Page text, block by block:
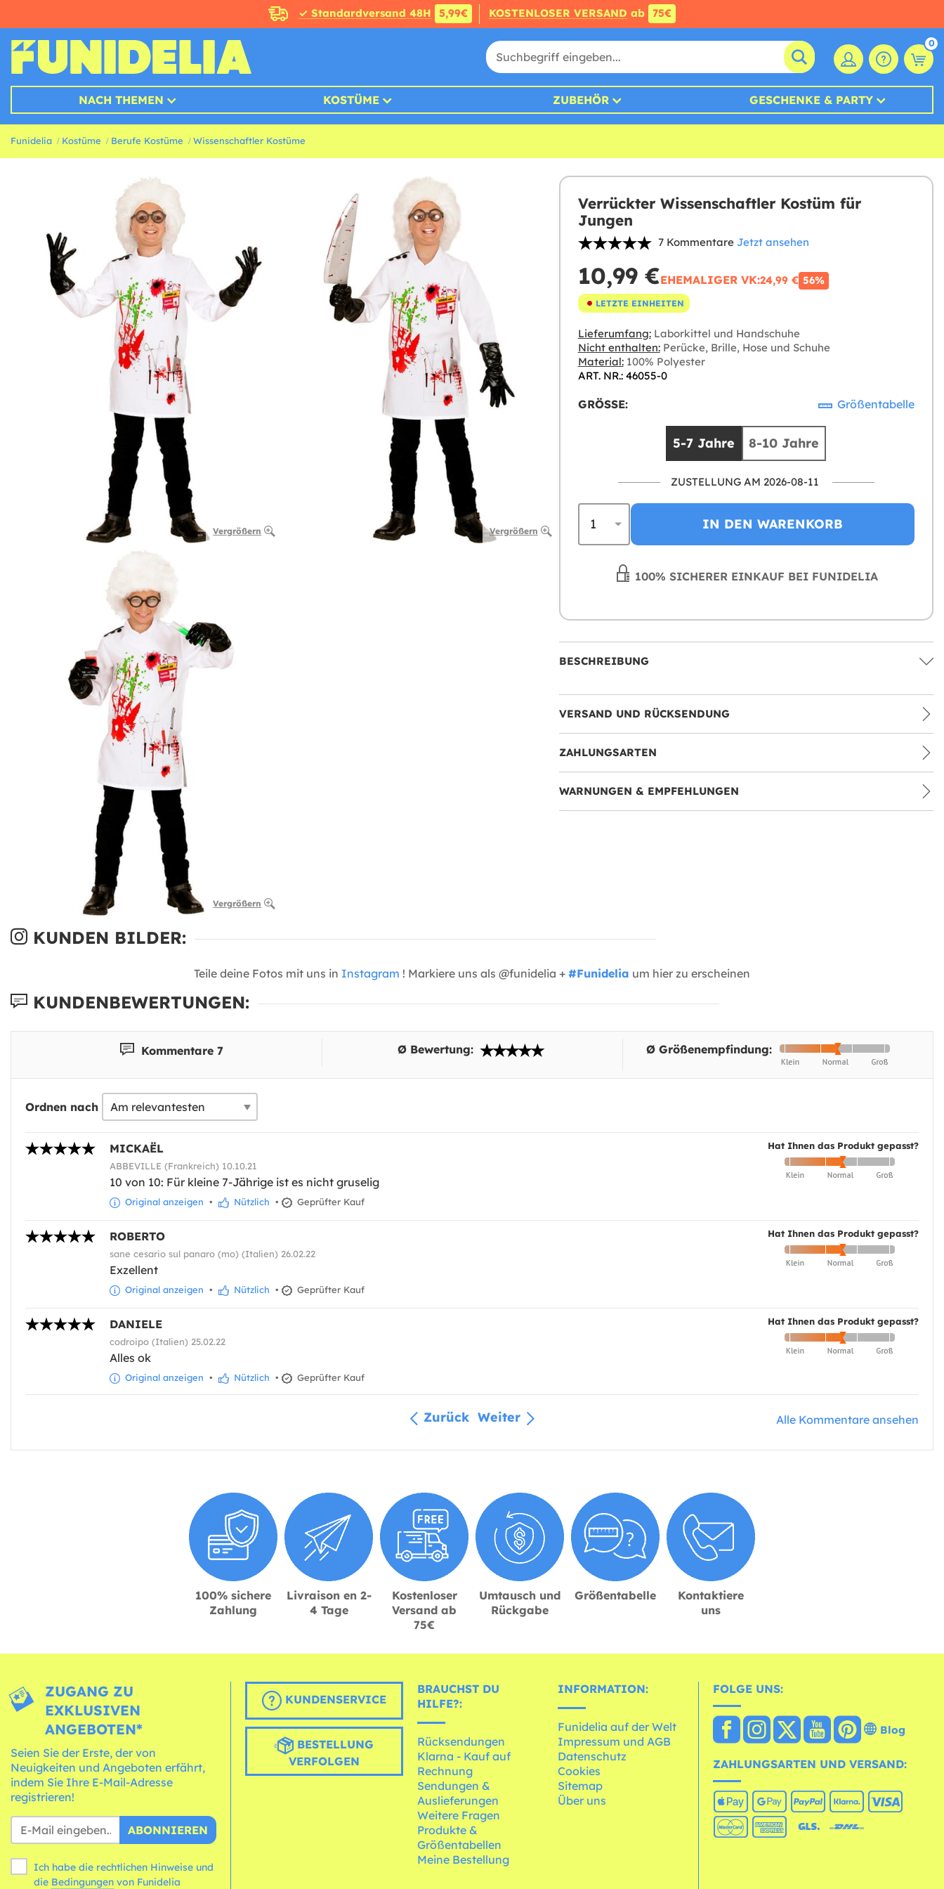
✓ Standardversand 48H 5,99€ KOSTENLOSER VERSAND ab 75€
0
NACH THEMEN KOSTÜME ZUBEHÖR GESCHENKE & PARTY
Funidelia Kostüme Berufe Kostüme Wissenschaftler Kostüme
Vergrößern Vergrößern
Vergrößern
Verrückter Wissenschaftler Kostüm für
Jungen
7 Kommentare Jetzt ansehen
10,99 €EHEMALIGER VK:24,99 € 56%
LETZTE EINHEITEN
Lieferumfang:Laborkittel und Handschuhe
Nicht enthalten:Perücke, Brille, Hose und Schuhe
Material:100% Polyester
ART. NR.: 46055-0
GRÖSSE: Größentabelle
5-7 Jahre 8-10 Jahre
ZUSTELLUNG AM 2026-08-11
IN DEN WARENKORB
100% SICHERER EINKAUF BEI FUNIDELIA
BESCHREIBUNG
VERSAND UND RÜCKSENDUNG
ZAHLUNGSARTEN
WARNUNGEN & EMPFEHLUNGEN
KUNDEN BILDER:
Teile deine Fotos mit uns in Instagram ! Markiere uns als @funidelia + #Funidelia um hier zu erscheinen
KUNDENBEWERTUNGEN:
Kommentare 7 Ø Bewertung: Ø Größenempfindung:
Ordnen nach
Hat Ihnen das Produkt gepasst?
MICKAËL
ABBEVILLE (Frankreich) 10.10.21
10 von 10: Für kleine 7-Jährige ist es nicht gruselig
Original anzeigen • Nützlich • Geprüfter Kauf
Hat Ihnen das Produkt gepasst?
ROBERTO
sane cesario sul panaro (mo) (Italien) 26.02.22
Exzellent
Original anzeigen • Nützlich • Geprüfter Kauf
Hat Ihnen das Produkt gepasst?
DANIELE
codroipo (Italien) 25.02.22
Alles ok
Original anzeigen • Nützlich • Geprüfter Kauf
Zurück Weiter Alle Kommentare ansehen
100% sichere
Zahlung
Livraison en 2-
4 Tage
Kostenloser
Versand ab
75€
Umtausch und
Rückgabe
Größentabelle
Kontaktiere
uns
ZUGANG ZU
EXKLUSIVEN
ANGEBOTEN*
Seien Sie der Erste, der von
Neuigkeiten und Angeboten erfährt,
indem Sie Ihre E-Mail-Adresse
registrieren!
ABONNIEREN
Ich habe die rechtlichen Hinweise und
die Bedingungen
KUNDENSERVICE
BESTELLUNG
VERFOLGEN
BRAUCHST DU
HILFE?:
Rücksendungen
Klarna - Kauf auf
Rechnung
Sendungen &
Auslieferungen
Weitere Fragen
Produkte &
Größentabellen
Meine Bestellung
INFORMATION:
Funidelia auf der Welt
Impressum und AGB
Datenschutz
Cookies
Sitemap
Über uns
FOLGE UNS:
Blog
ZAHLUNGSARTEN UND VERSAND: